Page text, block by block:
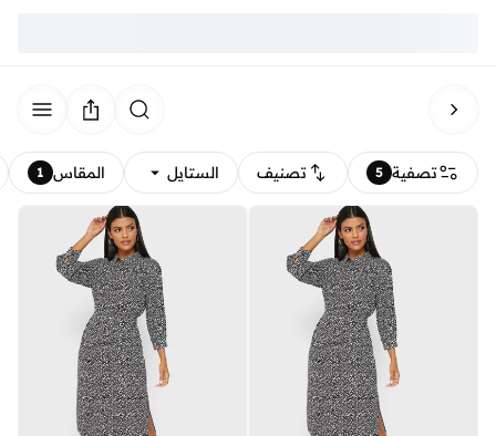
تصفية 5 تصنيف الستايل المقاس 1